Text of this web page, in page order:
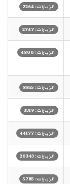
الزيارات: 2264
الزيارات: 2747
الزيارات: 4800
الزيارات: 8855
الزيارات: 3319
الزيارات: 44177
الزيارات: 20343
الزيارات: 5785